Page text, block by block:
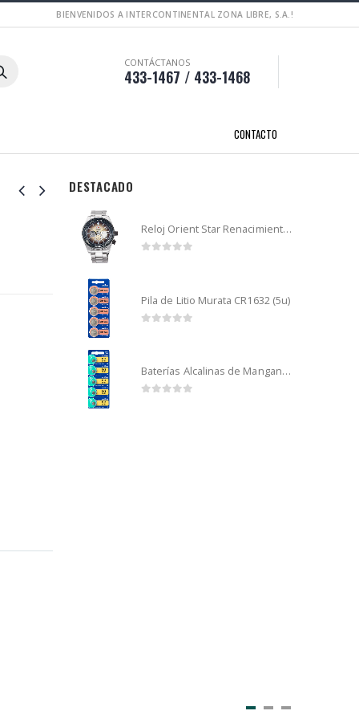
BIENVENIDOS A INTERCONTINENTAL ZONA LIBRE, S.A.!
CONTÁCTANOS
433-1467 / 433-1468
CONTACTO
DESTACADO
Reloj Orient Star Renacimiento mecánico - Retro Future Guitar - RA-AR0303G
Pila de Litio Murata CR1632 (5u)
Baterías Alcalinas de Manganeso Murata 192 (5u)